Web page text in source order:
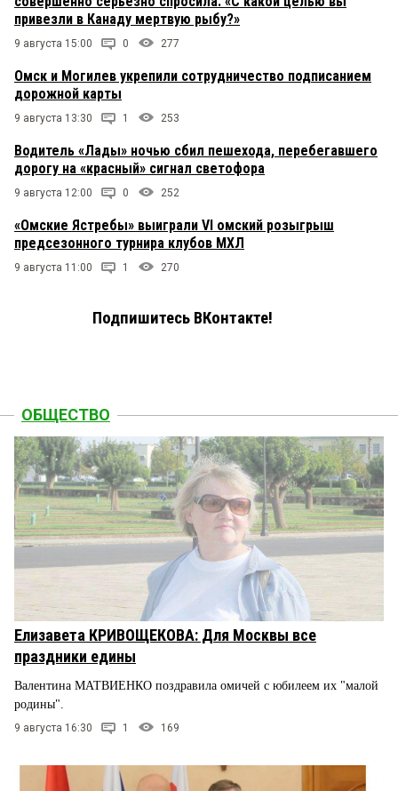
привезли в Канаду мертвую рыбу?»
9 августа 15:00 0 277
Омск и Могилев укрепили сотрудничество подписанием
дорожной карты
9 августа 13:30 1 253
Водитель «Лады» ночью сбил пешехода, перебегавшего
дорогу на «красный» сигнал светофора
9 августа 12:00 0 252
«Омские Ястребы» выиграли VI омский розыгрыш
предсезонного турнира клубов МХЛ
9 августа 11:00 1 270
Подпишитесь ВКонтакте!
ОБЩЕСТВО
Елизавета КРИВОЩЕКОВА: Для Москвы все
праздники едины
Валентина МАТВИЕНКО поздравила омичей с юбилеем их "малой
родины".
9 августа 16:30 1 169